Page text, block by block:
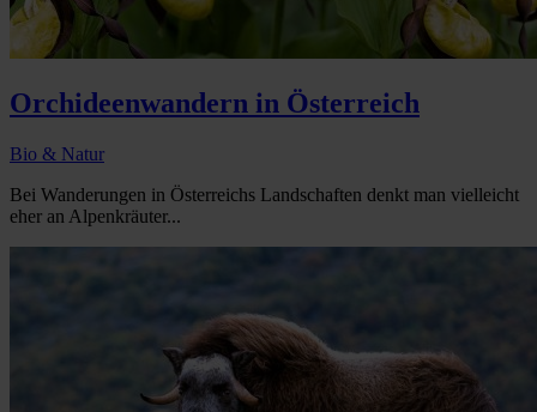
Orchideenwandern in Österreich
Bio & Natur
Bei Wanderungen in Österreichs Landschaften denkt man vielleicht
eher an Alpenkräuter...